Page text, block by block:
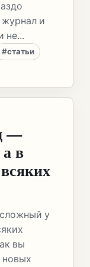
и
не...
#статьи
—
в
у
вы
новых